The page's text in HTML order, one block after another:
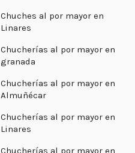
Chuches al por mayor en
Linares
Chucherías al por mayor en
granada
Chucherías al por mayor en
Almuñécar
Chucherías al por mayor en
Linares
Chucherías al por mayor en